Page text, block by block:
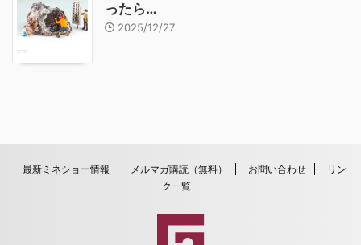
ったら…
2025/12/27
最新ミネショー情報 メルマガ購読（無料） お問い合わせ
リン
ク一覧